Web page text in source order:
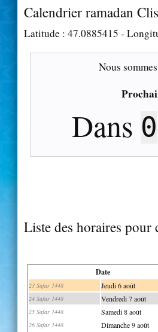
Calendrier ramadan
Latitude : 47.0885415 -
Nous
Dans 0
Liste des horaires pour
Date
23 Safar 1448 Jeudi 6 août
24 Safar 1448 Vendredi 7 août
25 Safar 1448 Samedi 8 août
26 Safar 1448 Dimanche 9 août